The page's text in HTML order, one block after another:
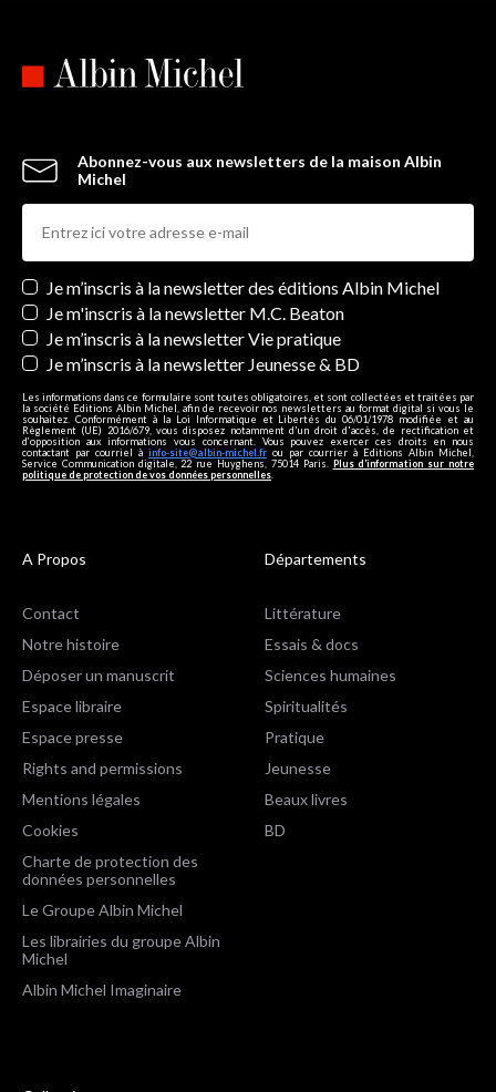
Abonnez-vous aux newsletters de la maison Albin
Michel
Newsletters
Je m’inscris à la newsletter des éditions Albin Michel
Je m'inscris à la newsletter M.C. Beaton
Je m’inscris à la newsletter Vie pratique
Je m’inscris à la newsletter Jeunesse & BD
Les informations dans ce formulaire sont toutes obligatoires, et sont collectées et traitées par
la société Editions Albin Michel, afin de recevoir nos newsletters au format digital si vous le
souhaitez. Conformément à la Loi Informatique et Libertés du 06/01/1978 modifiée et au
Règlement (UE) 2016/679, vous disposez notamment d'un droit d'accès, de rectification et
d’opposition aux informations vous concernant. Vous pouvez exercer ces droits en nous
contactant par courriel à info-site@albin-michel.fr ou par courrier à Editions Albin Michel,
Service Communication digitale, 22 rue Huyghens, 75014 Paris. Plus d’information sur notre
politique de protection de vos données personnelles
A Propos
Contact
Notre histoire
Déposer un manuscrit
Espace libraire
Espace presse
Rights and permissions
Mentions légales
Cookies
Charte de protection des
données personnelles
Le Groupe Albin Michel
Les librairies du groupe Albin
Michel
Albin Michel Imaginaire
Départements
Littérature
Essais & docs
Sciences humaines
Spiritualités
Pratique
Jeunesse
Beaux livres
BD